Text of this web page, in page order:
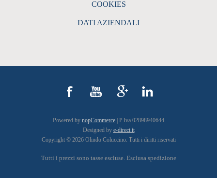
COOKIES
DATI AZIENDALI
Powered by nopCommerce | P.Iva 02898940644
Designed by e-direct.it
Copyright © 2026 Olindo Coluccino. Tutti i diritti riservati
Tutti i prezzi sono tasse escluse. Esclusa spedizione